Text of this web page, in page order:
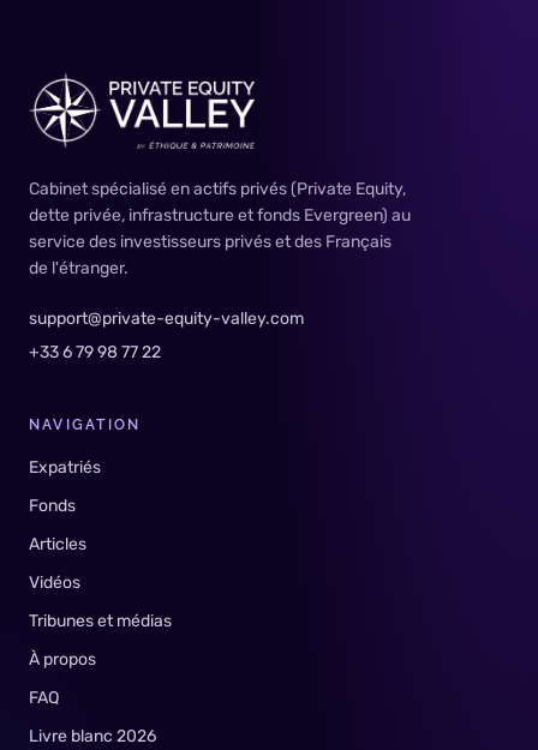
Cabinet spécialisé en actifs privés (Private Equity,
dette privée, infrastructure et fonds Evergreen) au
service des investisseurs privés et des Français
de l'étranger.
support@private-equity-valley.com
+33 6 79 98 77 22
NAVIGATION
Expatriés
Fonds
Articles
Vidéos
Tribunes et médias
À propos
FAQ
Livre blanc 2026